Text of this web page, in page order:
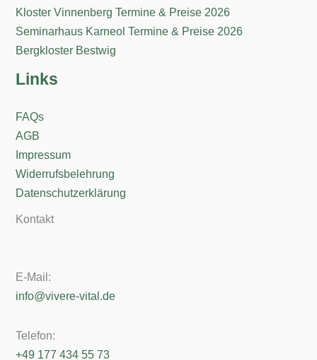
Kloster Vinnenberg Termine & Preise 2026
Seminarhaus Karneol Termine & Preise 2026
Bergkloster Bestwig
Links
FAQs
AGB
Impressum
Widerrufsbelehrung
Datenschutzerklärung
Kontakt
E-Mail:
info@vivere-vital.de
Telefon:
+49 177 434 55 73